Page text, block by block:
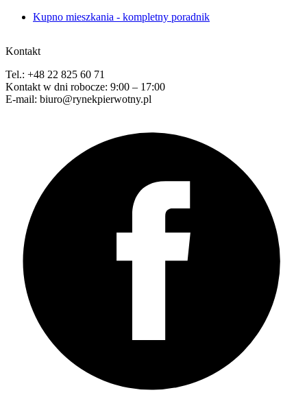
Kupno mieszkania - kompletny poradnik
Kontakt
Tel.: +48 22 825 60 71
Kontakt w dni robocze: 9:00 – 17:00
E-mail: biuro@rynekpierwotny.pl